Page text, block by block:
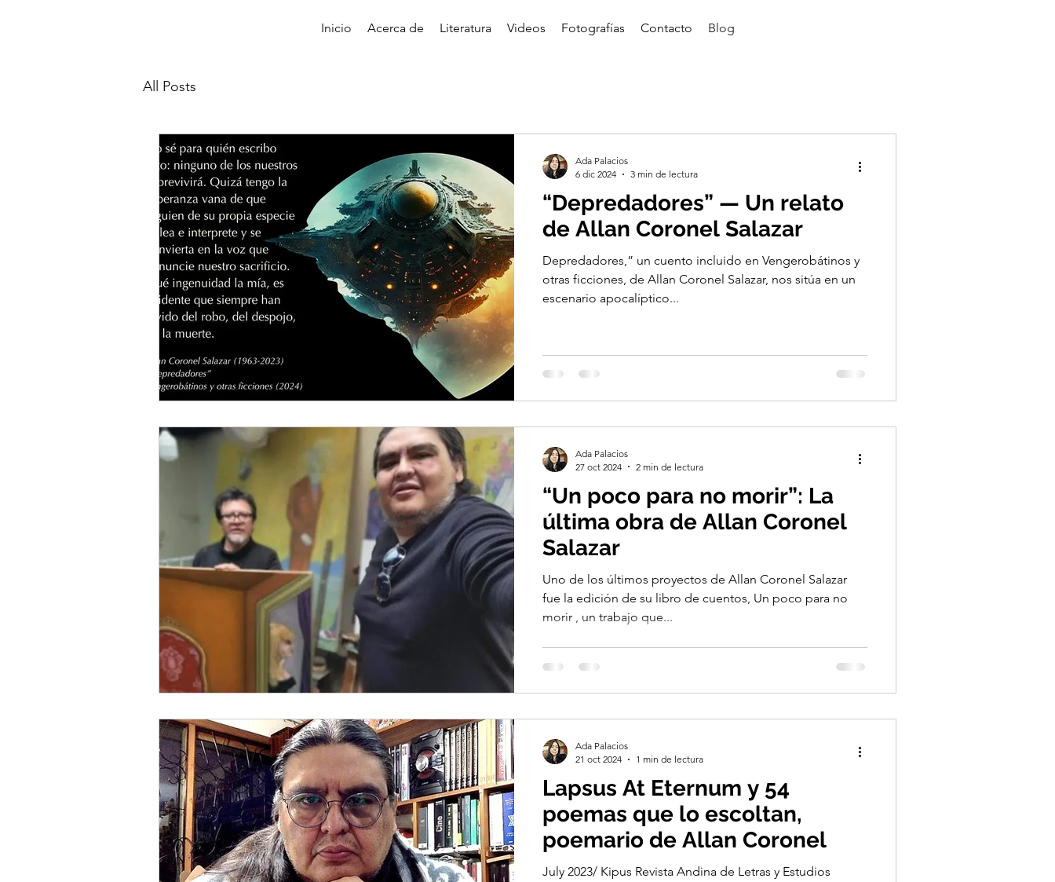
Inicio Acerca de Literatura Videos Fotografías Contacto Blog
All Posts
“Depredadores” — Un relato
de Allan Coronel Salazar
Depredadores,” un cuento incluido en Vengerobátinos y
otras ficciones, de Allan Coronel Salazar, nos sitúa en un
escenario apocalíptico...
Ada Palacios
6 dic 2024
3 min de lectura
“Un poco para no morir”: La
última obra de Allan Coronel
Salazar
Uno de los últimos proyectos de Allan Coronel Salazar
fue la edición de su libro de cuentos, Un poco para no
morir , un trabajo que...
Ada Palacios
27 oct 2024
2 min de lectura
Lapsus At Eternum y 54
poemas que lo escoltan,
poemario de Allan Coronel
July 2023/ Kipus Revista Andina de Letras y Estudios
Ada Palacios
21 oct 2024
1 min de lectura